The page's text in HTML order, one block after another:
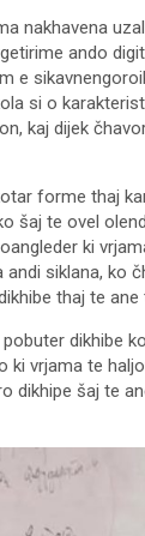
nakhavena
ando
e
si o
kaj dijek
forme thaj
šaj te ovel
ki
siklana, ko
thaj te ane
dikhibe
ki vrjama te
dikhipe šaj te